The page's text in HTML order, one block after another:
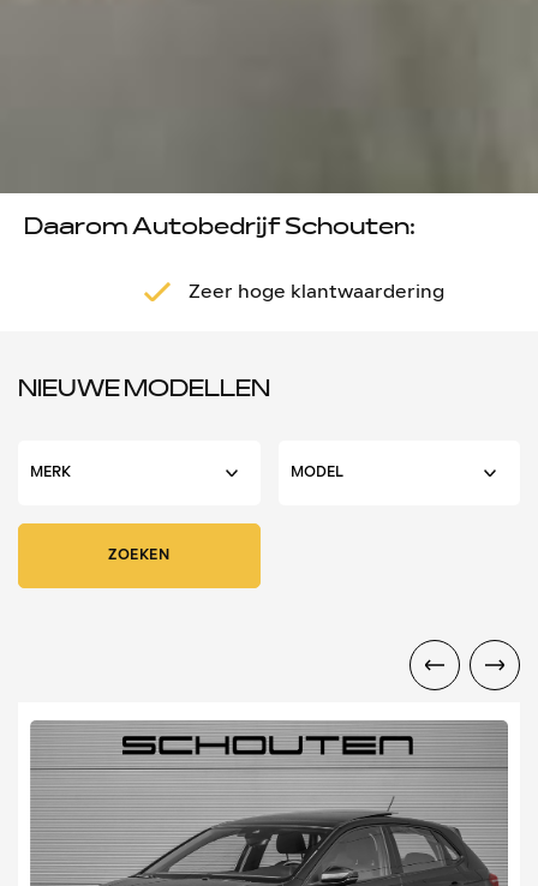
Daarom Autobedrijf Schouten:
Zeer hoge klantwaardering
NIEUWE MODELLEN
ZOEKEN